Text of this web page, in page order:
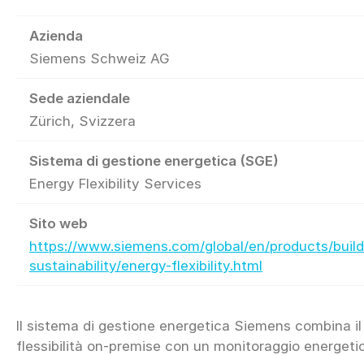
Azienda
Siemens Schweiz AG
Sede aziendale
Zürich, Svizzera
Sistema di gestione energetica (SGE)
Energy Flexibility Services
Sito web
https://www.siemens.com/global/en/products/
sustainability/energy-flexibility.html
Il sistema di gestione energetica Siemens combina
flessibilità on-premise con un monitoraggio